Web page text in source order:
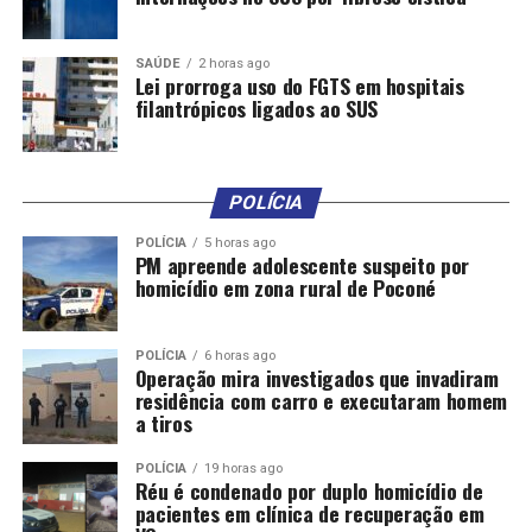
recursosdevem ser destinados às matrículas em tempo
integral. Isso deverá ocorrer até serem atingidas as
metas de educação em tempo integral estabelecidas no
Plano Nacional de Educação.
Os senadores excluíram do texto outra alteração feita
Fundeb sejam usados no Programa Nacional de
Alimentação Escolar (Pnae) e no Programa Saúde nas
Escolas (PSE). O argumento foi que essa finalidade não
está prevista nas regras do fundo, destinado a melhorar
a educação e a complementar os salários dos
profissionais.
DRU
Com relação à Desvinculação de Receitas da União, cujo
prazo terminaria em 2024, a PEC determina sua
prorrogação até 2032, permitindo que o governo
SAÚDE 2 horas ago
Lei prorroga uso do FGTS em hospitais
filantrópicos ligados ao SUS
POLÍCIA
POLÍCIA 5 horas ago
PM apreende adolescente suspeito por
homicídio em zona rural de Poconé
POLÍCIA 6 horas ago
Operação mira investigados que invadiram
residência com carro e executaram homem
a tiros
POLÍCIA 19 horas ago
Réu é condenado por duplo homicídio de
pacientes em clínica de recuperação em